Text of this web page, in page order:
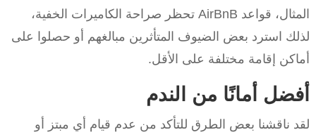
المثال، قواعد AirBnB تحظر صراحة الكاميرات الخفية،
لذلك استرد بعض الضيوف المتأثرين مبالغهم أو حصلوا على
أماكن إقامة مختلفة على الأقل.
أفضل أمانًا من الندم
لقد ناقشنا بعض الطرق للتأكد من عدم قيام أي مبتز أو